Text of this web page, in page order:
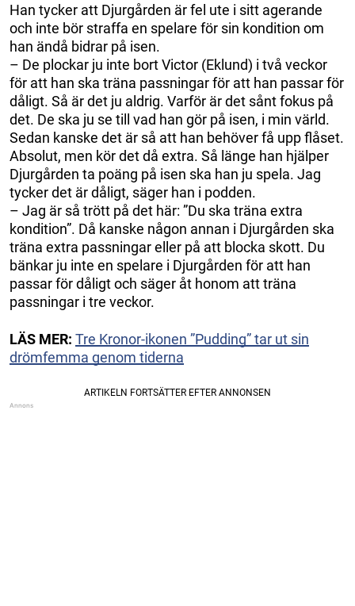
Han tycker att Djurgården är fel ute i sitt agerande
och inte bör straffa en spelare för sin kondition om
han ändå bidrar på isen.
– De plockar ju inte bort Victor (Eklund) i två veckor
för att han ska träna passningar för att han passar för
dåligt. Så är det ju aldrig. Varför är det sånt fokus på
det. De ska ju se till vad han gör på isen, i min värld.
Sedan kanske det är så att han behöver få upp flåset.
Absolut, men kör det då extra. Så länge han hjälper
Djurgården ta poäng på isen ska han ju spela. Jag
tycker det är dåligt, säger han i podden.
– Jag är så trött på det här: ”Du ska träna extra
kondition”. Då kanske någon annan i Djurgården ska
träna extra passningar eller på att blocka skott. Du
bänkar ju inte en spelare i Djurgården för att han
passar för dåligt och säger åt honom att träna
passningar i tre veckor.
LÄS MER: Tre Kronor-ikonen ”Pudding” tar ut sin
drömfemma genom tiderna